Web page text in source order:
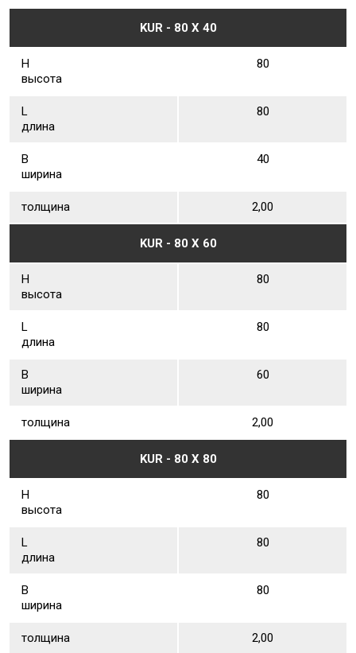
KUR - 80 Х 40
Н
высота
80
L
длина
80
В
ширина
40
толщина 2,00
KUR - 80 Х 60
Н
высота
80
L
длина
80
В
ширина
60
толщина 2,00
KUR - 80 Х 80
Н
высота
80
L
длина
80
В
ширина
80
толщина 2,00